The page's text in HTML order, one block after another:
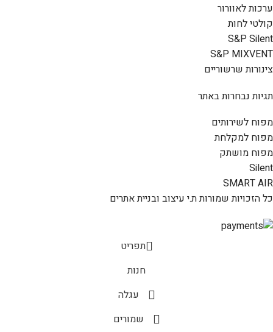
ערכות לאוורור
קולטי לחות
S&P Silent
S&P MIXVENT
צינורות שרשוריים
תגיות נבחרות באתר
מפוח לשירותים
מפוח למקלחת
מפוח מושתק
Silent
SMART AIR
כל הזכויות שמורות ת.י עיצוב ובניית אתרים
תפריט
חנות
עגלה
שמורים